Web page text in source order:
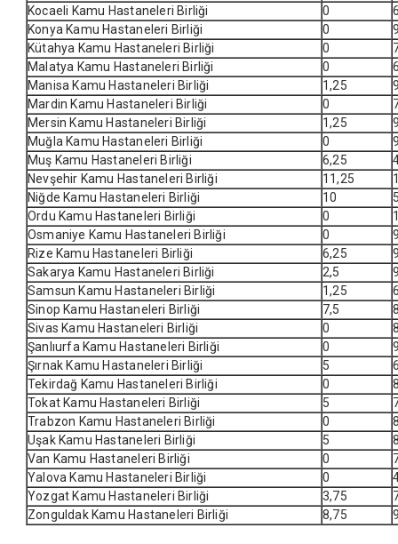
Kocaeli Kamu Hastaneleri Birliği
0
Konya Kamu Hastaneleri Birliği
0
Kütahya Kamu Hastaneleri Birliği
0
Malatya Kamu Hastaneleri Birliği
0
Manisa Kamu Hastaneleri Birliği
1,25
Mardin Kamu Hastaneleri Birliği
0
Mersin Kamu Hastaneleri Birliği
1,25
Muğla Kamu Hastaneleri Birliği
0
Muş Kamu Hastaneleri Birliği
6,25
Nevşehir Kamu Hastaneleri Birliği
11,25
Niğde Kamu Hastaneleri Birliği
10
Ordu Kamu Hastaneleri Birliği
0
Osmaniye Kamu Hastaneleri Birliği
0
Rize Kamu Hastaneleri Birliği
6,25
Sakarya Kamu Hastaneleri Birliği
2,5
Samsun Kamu Hastaneleri Birliği
1,25
Sinop Kamu Hastaneleri Birliği
7,5
Sivas Kamu Hastaneleri Birliği
0
Şanlıurfa Kamu Hastaneleri Birliği
0
Şırnak Kamu Hastaneleri Birliği
5
Tekirdağ Kamu Hastaneleri Birliği
0
Tokat Kamu Hastaneleri Birliği
5
Trabzon Kamu Hastaneleri Birliği
0
Uşak Kamu Hastaneleri Birliği
5
Van Kamu Hastaneleri Birliği
0
Yalova Kamu Hastaneleri Birliği
0
Yozgat Kamu Hastaneleri Birliği
3,75
Zonguldak Kamu Hastaneleri Birliği
8,75